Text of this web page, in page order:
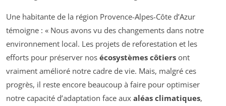
Une habitante de la région Provence-Alpes-Côte d’Azur
témoigne : « Nous avons vu des changements dans notre
environnement local. Les projets de reforestation et les
efforts pour préserver nos écosystèmes côtiers ont
vraiment amélioré notre cadre de vie. Mais, malgré ces
progrès, il reste encore beaucoup à faire pour optimiser
notre capacité d’adaptation face aux aléas climatiques,